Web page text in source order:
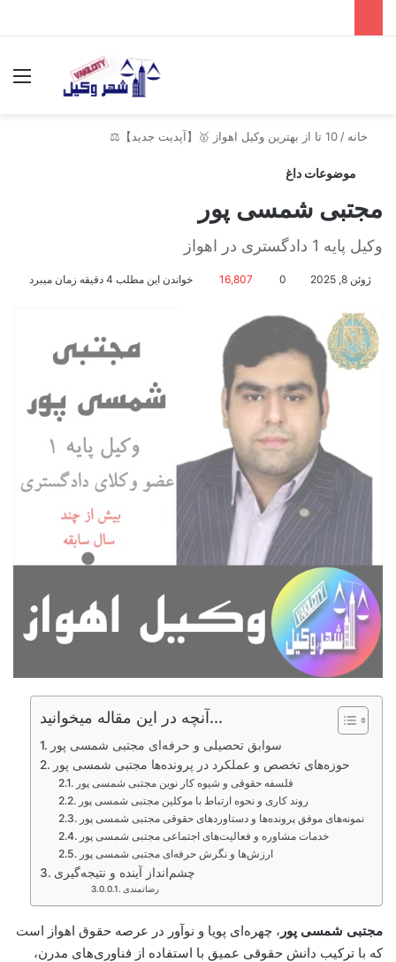
خانه / 10 تا از بهترین وکیل اهواز 🥇【آپدیت جدید】⚖️
موضوعات داغ
مجتبی شمسی پور
وکیل پایه 1 دادگستری در اهواز
ژوئن 8, 2025 0
16,807 خواندن این مطلب 4 دقیقه زمان میبرد
آنچه در این مقاله میخوانید...
سوابق تحصیلی و حرفه‌ای مجتبی شمسی پور
حوزه‌های تخصص و عملکرد در پرونده‌ها مجتبی شمسی پور
فلسفه حقوقی و شیوه کار نوین مجتبی شمسی پور
روند کاری و نحوه ارتباط با موکلین مجتبی شمسی پور
نمونه‌های موفق پرونده‌ها و دستاوردهای حقوقی مجتبی شمسی پور
خدمات مشاوره و فعالیت‌های اجتماعی مجتبی شمسی پور
ارزش‌ها و نگرش حرفه‌ای مجتبی شمسی پور
چشم‌انداز آینده و نتیجه‌گیری
رضاتمندی
مجتبی شمسی پور ، چهره‌ای پویا و نوآور در عرصه حقوق اهواز است
که با ترکیب دانش حقوقی عمیق با استفاده از فناوری‌های مدرن،